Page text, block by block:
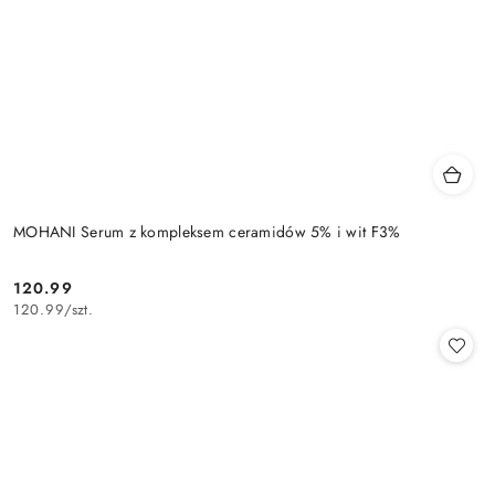
MOHANI Serum z kompleksem ceramidów 5% i wit F3%
Cena:
120.99
120.99/szt.